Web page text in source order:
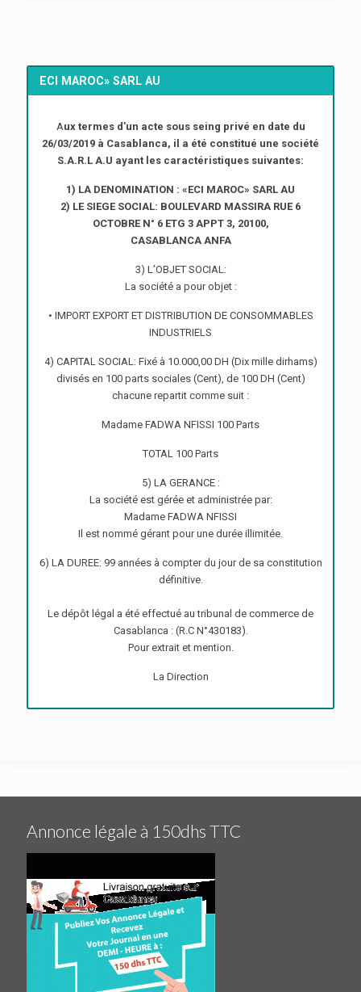
ECI MAROC» SARL AU
Aux termes d’un acte sous seing privé en date du
26/03/2019 à Casablanca, il a été constitué une société
S.A.R.L A.U ayant les caractéristiques suivantes:
1) LA DENOMINATION : «ECI MAROC» SARL AU
2) LE SIEGE SOCIAL: BOULEVARD MASSIRA RUE 6
OCTOBRE N° 6 ETG 3 APPT 3, 20100,
CASABLANCA ANFA
3) L’OBJET SOCIAL:
La société a pour objet :
• IMPORT EXPORT ET DISTRIBUTION DE CONSOMMABLES
INDUSTRIELS
4) CAPITAL SOCIAL: Fixé à 10.000,00 DH (Dix mille dirhams)
divisés en 100 parts sociales (Cent), de 100 DH (Cent)
chacune repartit comme suit :
Madame FADWA NFISSI 100 Parts
TOTAL 100 Parts
5) LA GERANCE :
La société est gérée et administrée par:
Madame FADWA NFISSI
Il est nommé gérant pour une durée illimitée.
6) LA DUREE: 99 années à compter du jour de sa constitution
définitive.
Le dépôt légal a été effectué au tribunal de commerce de
Casablanca : (R.C N°430183).
Pour extrait et mention.
La Direction
Annonce légale à 150dhs TTC